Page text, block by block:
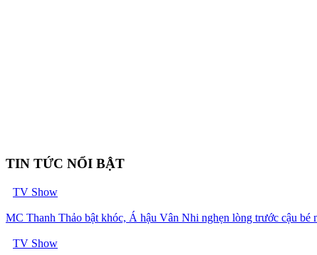
TIN TỨC NỔI BẬT
TV Show
MC Thanh Thảo bật khóc, Á hậu Vân Nhi nghẹn lòng trước cậu bé
TV Show